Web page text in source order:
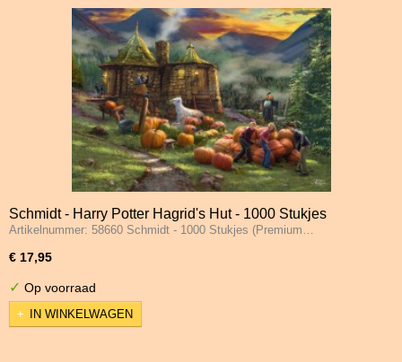
Schmidt - Harry Potter Hagrid's Hut - 1000 Stukjes
Artikelnummer: 58660 Schmidt - 1000 Stukjes (Premium…
€ 17,95
✓ Op voorraad
IN WINKELWAGEN